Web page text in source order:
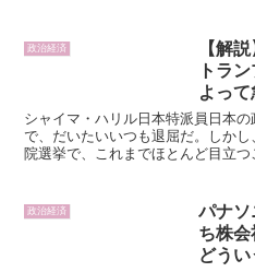
政治経済
【解
トラ
よっ
シャイマ・ハリル日本特派員日本
で、だいたいいつも退屈だ。しか
院選挙で、これまでほとんど目立
政治経済
パナ
ち株
どうい